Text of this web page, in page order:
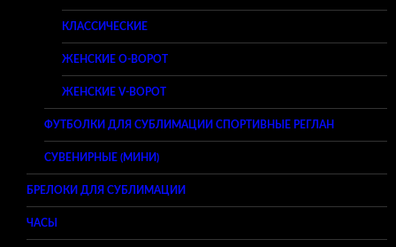
КЛАССИЧЕСКИЕ
ЖЕНСКИЕ O-ВОРОТ
ЖЕНСКИЕ V-ВОРОТ
ФУТБОЛКИ ДЛЯ СУБЛИМАЦИИ СПОРТИВНЫЕ РЕГЛАН
СУВЕНИРНЫЕ (МИНИ)
БРЕЛОКИ ДЛЯ СУБЛИМАЦИИ
ЧАСЫ